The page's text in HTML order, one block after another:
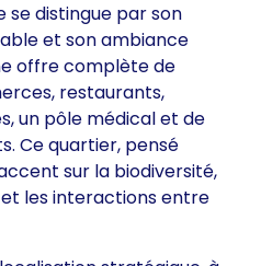
se distingue par son
et son ambiance
offre complète de
restaurants,
un pôle médical et de
Ce quartier, pensé
sur la biodiversité,
les interactions entre